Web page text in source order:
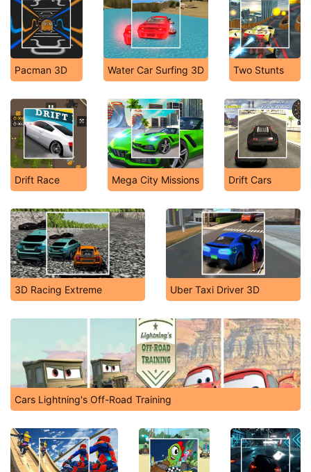
Pacman 3D Water Car Surfing 3D Two Stunts
Drift Race Mega City Missions Drift Cars
3D Racing Extreme Uber Taxi Driver 3D
Cars Lightning's Off-Road Training